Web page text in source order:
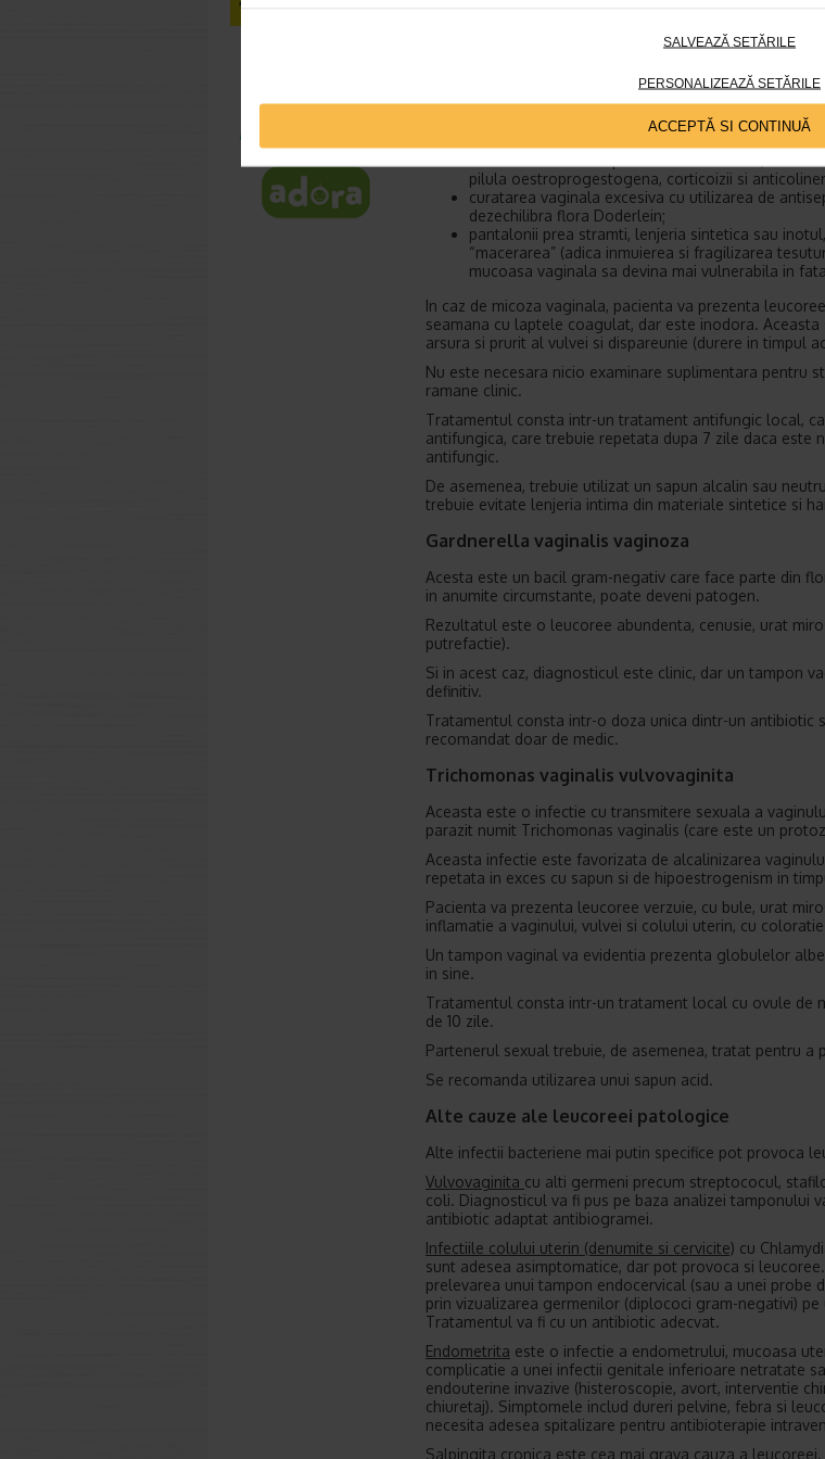
SALVEAZĂ SETĂRILE
PERSONALIZEAZĂ SETĂRILE
ACCEPTĂ SI CONTINUĂ
Aceasta este o infectie cauzata de Candida albicans, o
pilula oestroprogestogena, corticoizii si
curatarea vaginala excesiva cu utilizarea de
dezechilibra flora Doderlein;
pantalonii prea stramti, lenjeria sintetica sau
“macerarea” (adica inmuierea si fragilizarea
mucoasa vaginala sa devina mai vulnerabila in
In caz de micoza vaginala, pacienta va prezenta
seamana cu laptele coagulat, dar este inodora.
arsura si prurit al vulvei si dispareunie (durere in timpul
Nu este necesara nicio examinare suplimentara pentru
ramane clinic.
Tratamentul consta intr-un tratament antifungic local,
antifungica, care trebuie repetata dupa 7 zile daca este
antifungic.
De asemenea, trebuie utilizat un sapun alcalin sau
trebuie evitate lenjeria intima din materiale sintetice si
Gardnerella vaginalis vaginoza
Acesta este un bacil gram-negativ care face parte din
in anumite circumstante, poate deveni patogen.
Rezultatul este o leucoree abundenta, cenusie, urat
putrefactie).
Si in acest caz, diagnosticul este clinic, dar un tampon
definitiv.
Tratamentul consta intr-o doza unica dintr-un antibiotic
recomandat doar de medic.
Trichomonas vaginalis vulvovaginita
Aceasta este o infectie cu transmitere sexuala a
parazit numit Trichomonas vaginalis (care este un
Aceasta infectie este favorizata de alcalinizarea
repetata in exces cu sapun si de hipoestrogenism in
Pacienta va prezenta leucoree verzuie, cu bule, urat
inflamatie a vaginului, vulvei si colului uterin, cu
Un tampon vaginal va evidentia prezenta globulelor
in sine.
Tratamentul consta intr-un tratament local cu ovule de
de 10 zile.
Partenerul sexual trebuie, de asemenea, tratat pentru a
Se recomanda utilizarea unui sapun acid.
Alte cauze ale leucoreei patologice
Alte infectii bacteriene mai putin specifice pot provoca
Vulvovaginita cu alti germeni precum streptococul,
coli. Diagnosticul va fi pus pe baza analizei tamponului
antibiotic adaptat antibiogramei.
Infectiile colului uterin (denumite si cervicite) cu
sunt adesea asimptomatice, dar pot provoca si
prelevarea unui tampon endocervical (sau a unei probe
prin vizualizarea germenilor (diplococi gram-negativi)
Tratamentul va fi cu un antibiotic adecvat.
Endometrita este o infectie a endometrului, mucoasa
complicatie a unei infectii genitale inferioare netratate
endouterine invazive (histeroscopie, avort, interventie
chiuretaj). Simptomele includ dureri pelvine, febra si
necesita adesea spitalizare pentru antibioterapie
Salpingita cronica este cea mai grava cauza a